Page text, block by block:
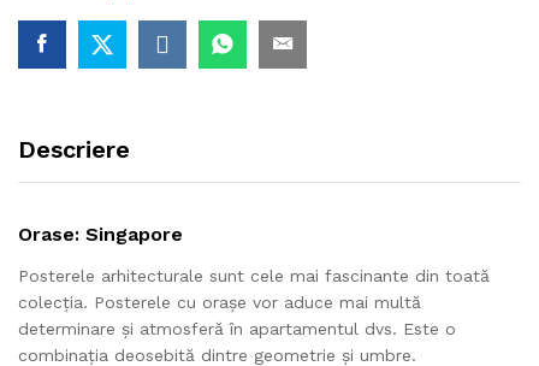
Descriere
Orase: Singapore
Posterele arhitecturale sunt cele mai fascinante din toată
colecția. Posterele cu orașe vor aduce mai multă
determinare și atmosferă în apartamentul dvs. Este o
combinația deosebită dintre geometrie și umbre.